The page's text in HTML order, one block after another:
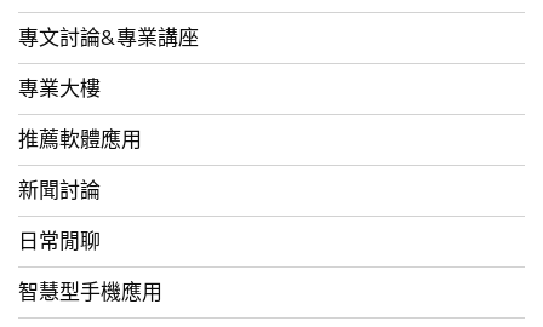
專文討論&專業講座
專業大樓
推薦軟體應用
新聞討論
日常閒聊
智慧型手機應用